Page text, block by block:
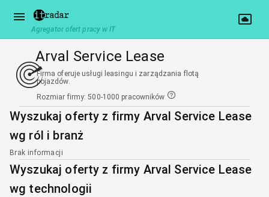
Agregator ofert pracy w IT
Arval Service Lease
Firma oferuje usługi leasingu i zarządzania flotą
pojazdów.
Rozmiar firmy:500-1000 pracowników
Wyszukaj oferty z firmy Arval Service Lease
wg ról i branż
Brak informacji
Wyszukaj oferty z firmy Arval Service Lease
wg technologii